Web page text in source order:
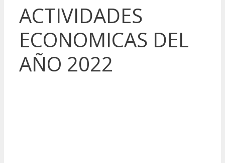
ACTIVIDADES
ECONOMICAS DEL
AÑO 2022